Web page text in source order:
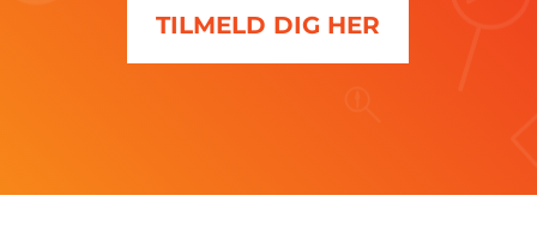
TILMELD DIG HER